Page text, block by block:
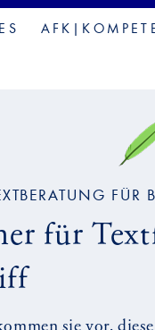
FÜR
für
sie vor,